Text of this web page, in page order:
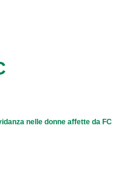
nelle donne affette da FC